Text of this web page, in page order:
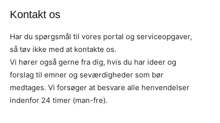
Kontakt os
Har du spørgsmål til vores portal og serviceopgaver,
så tøv ikke med at kontakte os.
Vi hører også gerne fra dig, hvis du har ideer og
forslag til emner og seværdigheder som bør
medtages. Vi forsøger at besvare alle henvendelser
indenfor 24 timer (man-fre).